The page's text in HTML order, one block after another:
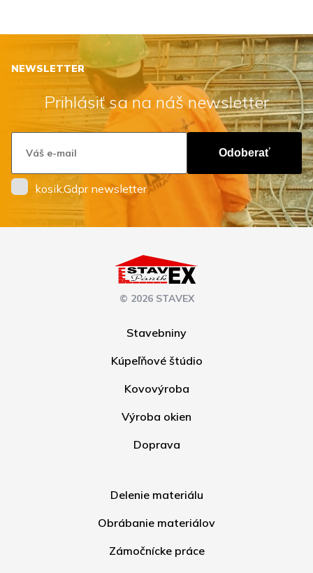
NEWSLETTER
Prihlásiť sa na náš newsletter
Odoberať
kosik.Gdpr newsletter
© 2026 STAVEX
Stavebniny
Kúpeľňové štúdio
Kovovýroba
Výroba okien
Doprava
Delenie materiálu
Obrábanie materiálov
Zámočnícke práce